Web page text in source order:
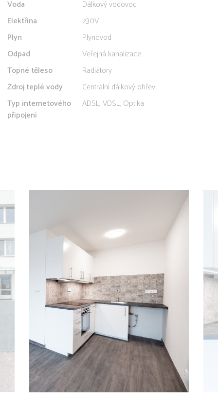
Voda
Dálkový vodovod
Elektřina
230V
Plyn
Plynovod
Odpad
Veřejná kanalizace
Topné těleso
Radiátory
Zdroj teplé vody
Centrální dálkový ohřev
Typ internetového
připojení
ADSL, VDSL, Optika